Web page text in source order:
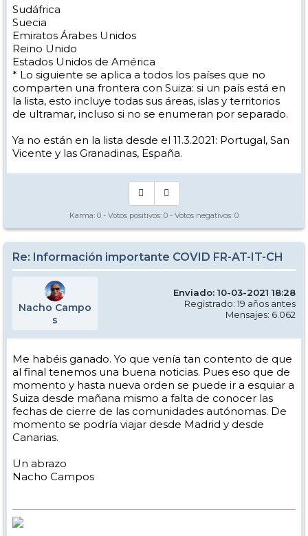
Sudáfrica
Suecia
Emiratos Árabes Unidos
Reino Unido
Estados Unidos de América
* Lo siguiente se aplica a todos los países que no
comparten una frontera con Suiza: si un país está en
la lista, esto incluye todas sus áreas, islas y territorios
de ultramar, incluso si no se enumeran por separado.
Ya no están en la lista desde el 11.3.2021: Portugal, San
Vicente y las Granadinas, España.
Karma: 0 - Votos positivos: 0 - Votos negativos: 0
Re: Información importante COVID FR-AT-IT-CH
Nacho Campo
s
Enviado: 10-03-2021 18:28
Registrado: 19 años antes
Mensajes: 6.062
Me habéis ganado. Yo que venía tan contento de que
al final tenemos una buena noticias. Pues eso que de
momento y hasta nueva orden se puede ir a esquiar a
Suiza desde mañana mismo a falta de conocer las
fechas de cierre de las comunidades autónomas. De
momento se podría viajar desde Madrid y desde
Canarias.
Un abrazo
Nacho Campos